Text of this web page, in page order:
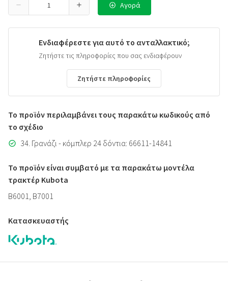
Αγορά
Ενδιαφέρεστε για αυτό το ανταλλακτικό;
Ζητήστε τις πληροφορίες που σας ενδιαφέρουν
Ζητήστε πληροφορίες
Το προϊόν περιλαμβάνει τους παρακάτω κωδικούς από
το σχέδιο
34. Γρανάζι - κόμπλερ 24 δόντια: 66611-14841
Το προϊόν είναι συμβατό με τα παρακάτω μοντέλα
τρακτέρ Kubota
B6001, B7001
Κατασκευαστής